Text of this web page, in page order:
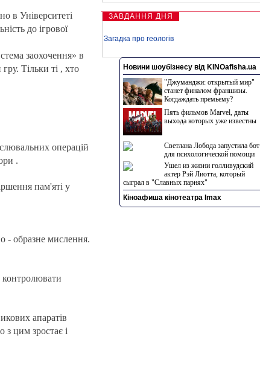
в Університеті
до ігрової
заохочення» в
Тільки ті , хто
операцій
.
пам'яті у
- образне мислення.
апаратів
з цим зростає і
ЗАВДАННЯ ДНЯ
Загадка про геологів
Новини шоубізнесу від KINOafisha.ua
"Джуманджи: открытый мир"
станет финалом франшизы.
Когдаждать премьему?
Пять фильмов Marvel, даты
выхода которых уже известны
Светлана Лобода запустила бот
для психологической помощи
Ушел из жизни голливудский
актер Рэй Лиотта, который
сыграл в "Славных парнях"
Кіноафиша кінотеатра Imax